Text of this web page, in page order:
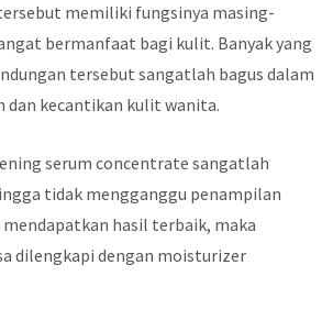
memiliki fungsinya masing-
bermanfaat bagi kulit. Banyak yang
tersebut sangatlah bagus dalam
dan kecantikan kulit wanita.
serum concentrate sangatlah
tidak mengganggu penampilan
mendapatkan hasil terbaik, maka
dilengkapi dengan moisturizer